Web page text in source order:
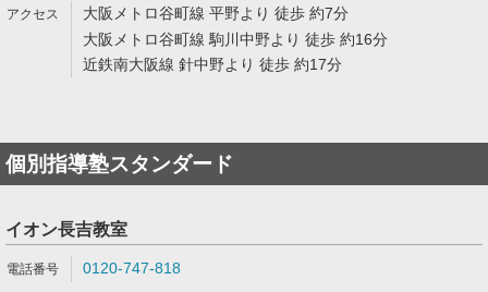
大阪メトロ谷町線 平野より 徒歩 約7分
大阪メトロ谷町線 駒川中野より 徒歩 約16分
近鉄南大阪線 針中野より 徒歩 約17分
個別指導塾スタンダード
イオン長吉教室
0120-747-818